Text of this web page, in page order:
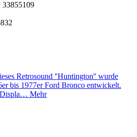
33855109
Retrosound ''Huntington'' wurde
bis 1977er Ford Bronco entwickelt.
Displa… Mehr